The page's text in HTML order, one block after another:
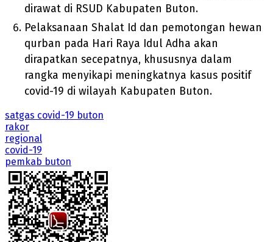
dirawat di RSUD Kabupaten Buton.
Pelaksanaan Shalat Id dan pemotongan hewan
qurban pada Hari Raya Idul Adha akan
dirapatkan secepatnya, khususnya dalam
rangka menyikapi meningkatnya kasus positif
covid-19 di wilayah Kabupaten Buton.
satgas covid-19 buton
rakor
regional
covid-19
pemkab buton